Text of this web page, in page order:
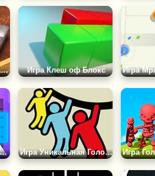
Игра Разблокируй Шарик Игра Клеш оф Блокс
Игра Веселая Арт Головоломка Игра Уникальная Головоломка: Спасительная Верёвка